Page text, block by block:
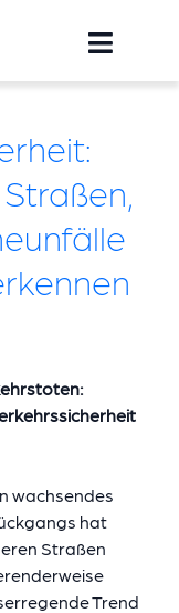
wachsendes
hat
Straßen
Trend